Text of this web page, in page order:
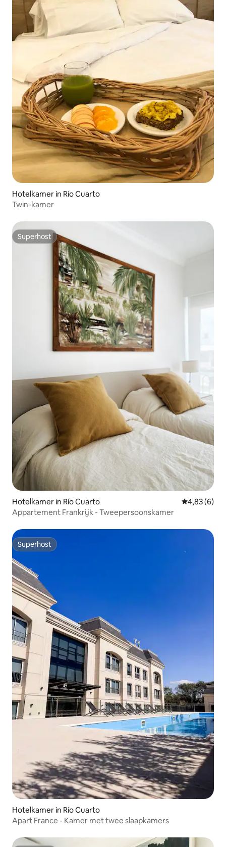
Hotelkamer in Río Cuarto
Twin-kamer
Superhost
Superhost
Hotelkamer in Río Cuarto Gemiddelde
4,83 (6)
Appartement Frankrijk - Tweepersoonskamer
Superhost
Superhost
Hotelkamer in Río Cuarto
Apart France - Kamer met twee slaapkamers